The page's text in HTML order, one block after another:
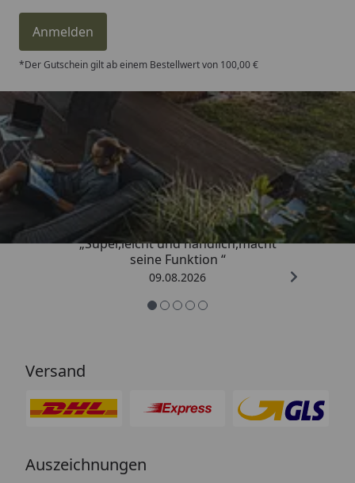
Anmelden
*Der Gutschein gilt ab einem Bestellwert von 100,00 €
Trusted Shops
4,81/ 5
„Super,leicht und handlich,macht
seine Funktion “
09.08.2026
Versand
Auszeichnungen